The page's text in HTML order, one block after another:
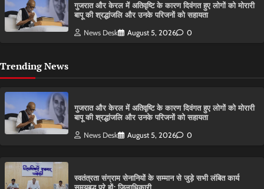
गुजरात और केरल में अतिवृष्टि के कारण दिवंगत हुए लोगों को मोरारी
बापू की श्रद्धांजलि और उनके परिजनों को सहायता
News Desk August 5, 2026 0
Trending News
गुजरात और केरल में अतिवृष्टि के कारण दिवंगत हुए लोगों को मोरारी
बापू की श्रद्धांजलि और उनके परिजनों को सहायता
News Desk August 5, 2026 0
स्वतंत्रता संग्राम सेनानियों के सम्मान से जुड़े सभी लंबित कार्य